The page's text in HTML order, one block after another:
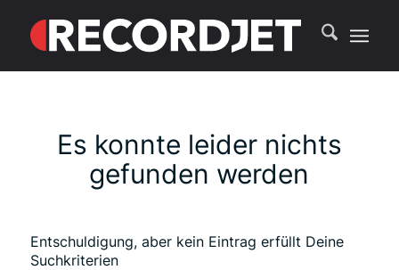
Es konnte leider nichts
gefunden werden
Entschuldigung, aber kein Eintrag erfüllt Deine
Suchkriterien